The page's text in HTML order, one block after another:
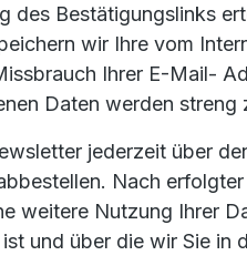
des Bestätigungslinks
wir Ihre vom
Ihrer E-Mail-
Daten werden
jederzeit über
Nach
weitere Nutzung Ihrer
und über die wir Sie in